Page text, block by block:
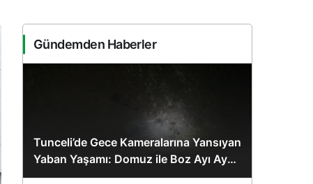
Gündemden Haberler
Tunceli’de Gece Kameralarına Yansıyan
Yaban Yaşamı: Domuz ile Boz Ayı Aynı
Karede